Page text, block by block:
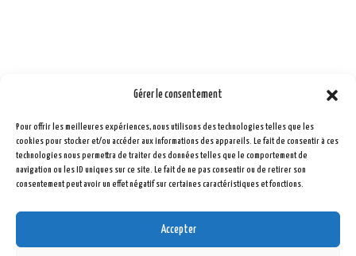
Gérer le consentement
Pour offrir les meilleures expériences, nous utilisons des technologies telles que les
cookies pour stocker et/ou accéder aux informations des appareils. Le fait de consentir à ces
technologies nous permettra de traiter des données telles que le comportement de
navigation ou les ID uniques sur ce site. Le fait de ne pas consentir ou de retirer son
consentement peut avoir un effet négatif sur certaines caractéristiques et fonctions.
Accepter
 Formulaire de contact